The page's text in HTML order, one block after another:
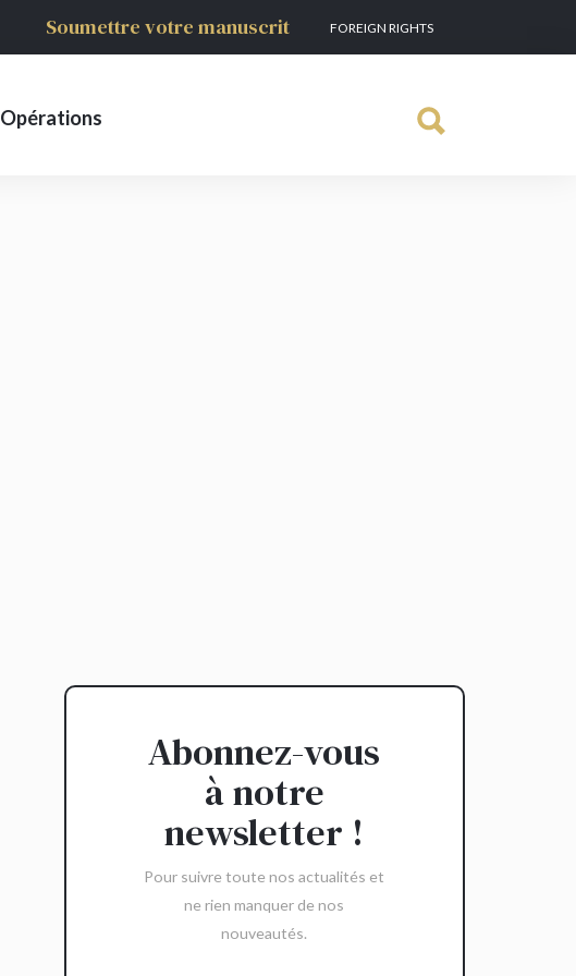
Soumettre votre manuscrit FOREIGN RIGHTS
Opérations
Abonnez-vous
à notre
newsletter !
Pour suivre toute nos actualités et
ne rien manquer de nos
nouveautés.